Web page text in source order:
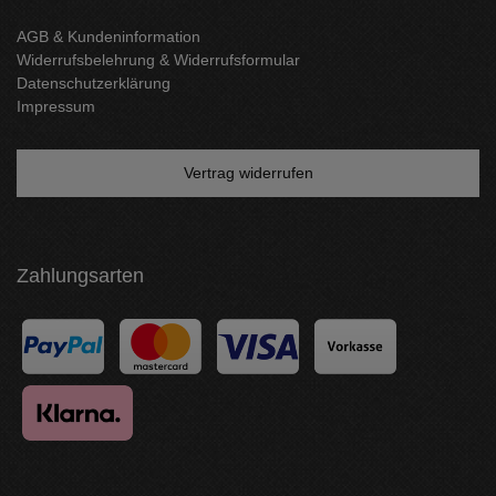
AGB & Kundeninformation
Widerrufsbelehrung & Widerrufsformular
Datenschutzerklärung
Impressum
Vertrag widerrufen
Zahlungsarten